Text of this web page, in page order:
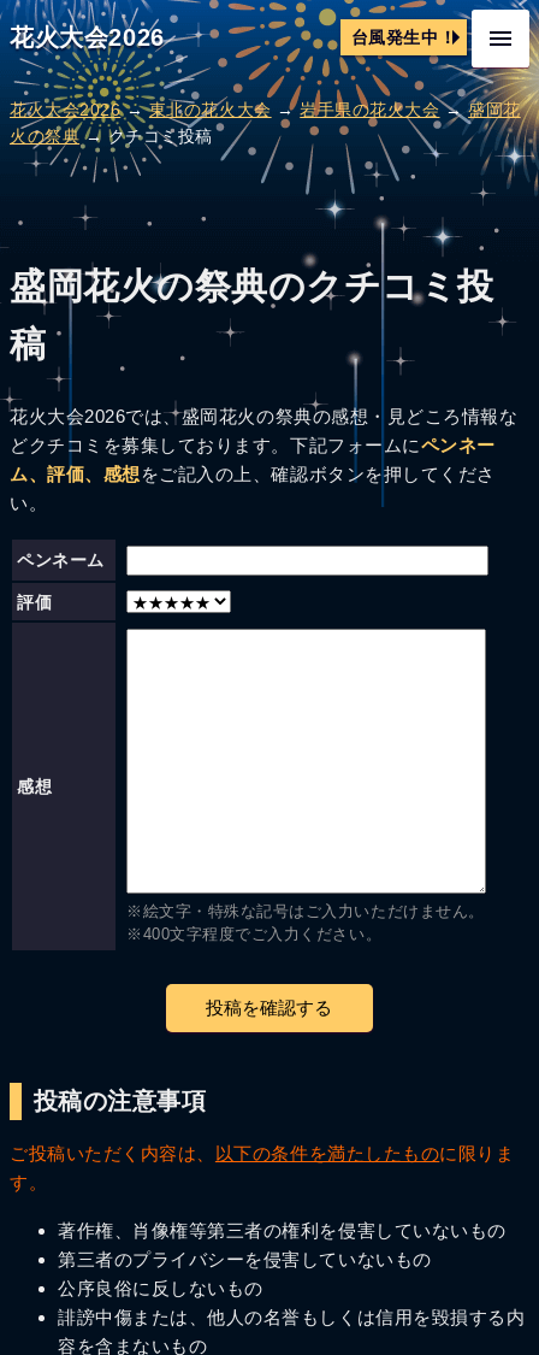
花火大会2026 台風発生中！
花火大会2026→東北の花火大会 →岩手県の花火大会→盛岡花
火の祭典 → クチコミ投稿
盛岡花火の祭典のクチコミ投
稿
花火大会2026では、盛岡花火の祭典の感想・見どころ情報な
どクチコミを募集しております。下記フォームにペンネー
ム、評価、感想 をご記入の上、確認ボタンを押してくださ
い。
ペンネーム
評価
感想
※絵文字・特殊な記号はご入力いただけません。
※400文字程度でご入力ください。
投稿の注意事項
ご投稿いただく内容は、 以下の条件を満たしたものに限りま
す。
著作権、肖像権等第三者の権利を侵害していないもの
第三者のプライバシーを侵害していないもの
公序良俗に反しないもの
誹謗中傷または、他人の名誉もしくは信用を毀損する内
容を含まないもの